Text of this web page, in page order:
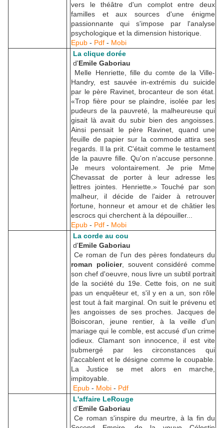
vers le théâtre d'un complot entre deux
familles et aux sources d'une énigme
passionnante qui s'impose par l'analyse
psychologique et la dimension historique.
Epub - Pdf - Mobi
La clique dorée
d'Emile Gaboriau
Melle Henriette, fille du comte de la Ville-
Handry, est sauvée in-extrémis du suicide
par le père Ravinet, brocanteur de son état.
«Trop fière pour se plaindre, isolée par les
pudeurs de la pauvreté, la malheureuse qui
gisait là avait du subir bien des angoisses.
Ainsi pensait le père Ravinet, quand une
feuille de papier sur la commode attira ses
regards. Il la prit. C'était comme le testament
de la pauvre fille. Qu'on n'accuse personne.
Je meurs volontairement. Je prie Mme
Chevassat de porter à leur adresse les
lettres jointes. Henriette.» Touché par son
malheur, il décide de l'aider à retrouver
fortune, honneur et amour et de châtier les
escrocs qui cherchent à la dépouiller...
Epub - Pdf - Mobi
La corde au cou
d'Emile Gaboriau
Ce roman de l'un des pères fondateurs du
roman policier, souvent considéré comme
son chef d'oeuvre, nous livre un subtil portrait
de la société du 19e. Cette fois, on ne suit
pas un enquêteur et, s'il y en a un, son rôle
est tout à fait marginal. On suit le prévenu et
les angoisses de ses proches. Jacques de
Boiscoran, jeune rentier, à la veille d'un
mariage qui le comble, est accusé d'un crime
odieux. Clamant son innocence, il est vite
submergé par les circonstances qui
l'accablent et le désigne comme le coupable.
La Justice se met alors en marche,
impitoyable.
Epub - Mobi - Pdf
L'affaire LeRouge
d'Emile Gaboriau
Ce roman s'inspire du meurtre, à la fin du